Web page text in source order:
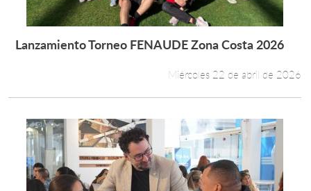
Leer más +
Lanzamiento Torneo FENAUDE Zona Costa 2026
Miércoles 22 de abril de 2026